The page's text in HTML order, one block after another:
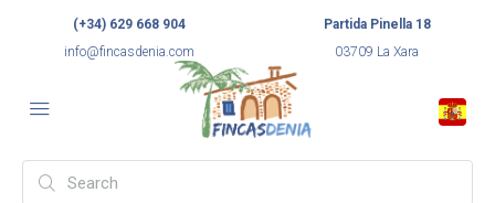
(+34) 629 668 904
info@fincasdenia.com
Partida Pinella 18
03709 La Xara